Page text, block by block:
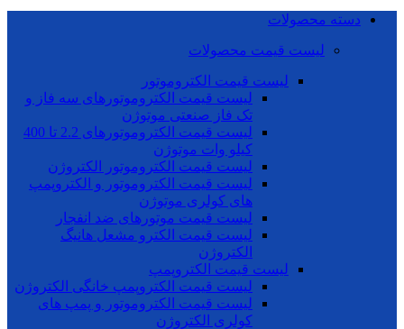
دسته محصولات
لیست قیمت محصولات
لیست قیمت الکتروموتور
لیست قیمت الکتروموتورهای سه فاز و
تک فاز صنعتی موتوژن
لیست قیمت الکتروموتورهای 2.2 تا 400
کیلو وات موتوژن
لیست قیمت الکتروموتور الکتروژن
لیست قیمت الکتروموتور و الکتروپمپ
های کولری موتوژن
لیست قیمت موتورهای ضد انفجار
لیست قیمت الکترو مشعل هانیگ
الکتروژن
لیست قیمت الکتروپمپ
لیست قیمت الکتروپمپ خانگی الکتروژن
لیست قیمت الکتروموتور و پمپ های
کولری الکتروژن